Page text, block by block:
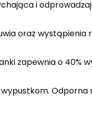
i
oraz wystąpienia
zapewnia o 40%
Odporna